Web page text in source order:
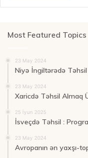
Most Featured Topics
23 May 2024
Niyə İngiltərədə Təhsil
23 May 2024
Xaricdə Təhsil Almaq
25 İyun 2025
İsveçdə Təhsil :
23 May 2024
Avropanın ən yaxşı-